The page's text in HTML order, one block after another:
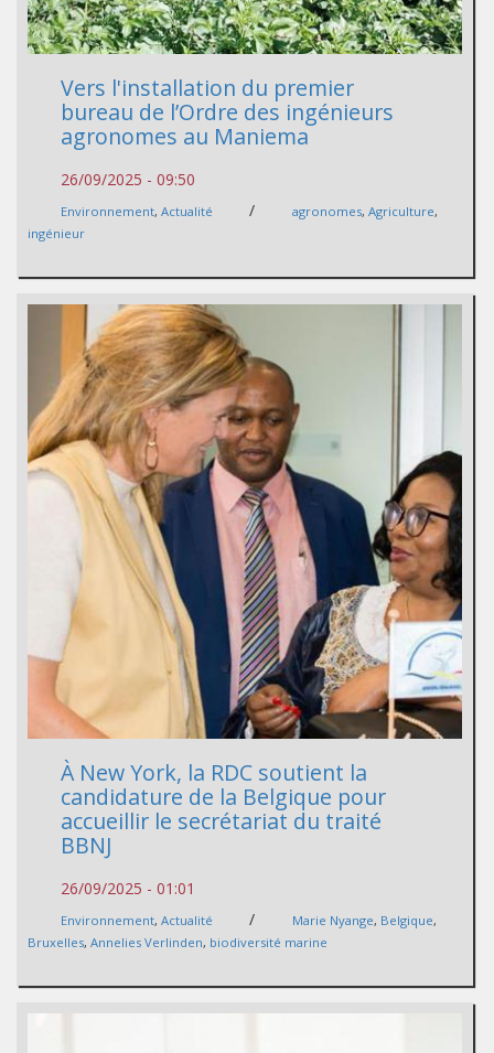
Vers l'installation du premier
bureau de l’Ordre des ingénieurs
agronomes au Maniema
26/09/2025 - 09:50
Environnement, Actualité / agronomes, Agriculture,
ingénieur
À New York, la RDC soutient la
candidature de la Belgique pour
accueillir le secrétariat du traité
BBNJ
26/09/2025 - 01:01
Environnement, Actualité / Marie Nyange, Belgique,
Bruxelles, Annelies Verlinden, biodiversité marine